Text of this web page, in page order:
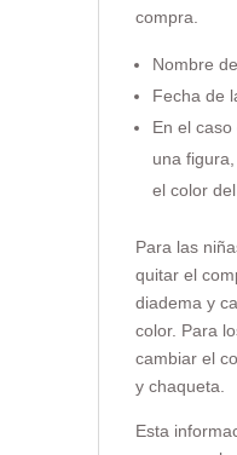
compra.
Nombre
Fecha de
En el
una
el color del
Para las
quitar el
diadema y
color. Para
cambiar el
y chaqueta.
Esta